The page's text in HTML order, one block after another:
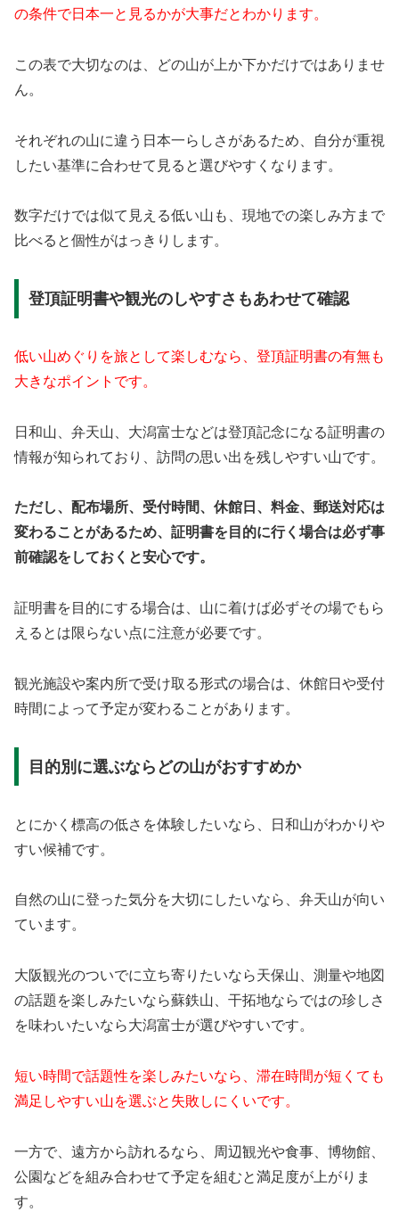
の条件で日本一と見るかが大事だとわかります。
この表で大切なのは、どの山が上か下かだけではありませ
ん。
それぞれの山に違う日本一らしさがあるため、自分が重視
したい基準に合わせて見ると選びやすくなります。
数字だけでは似て見える低い山も、現地での楽しみ方まで
比べると個性がはっきりします。
登頂証明書や観光のしやすさもあわせて確認
低い山めぐりを旅として楽しむなら、登頂証明書の有無も
大きなポイントです。
日和山、弁天山、大潟富士などは登頂記念になる証明書の
情報が知られており、訪問の思い出を残しやすい山です。
ただし、配布場所、受付時間、休館日、料金、郵送対応は
変わることがあるため、証明書を目的に行く場合は必ず事
前確認をしておくと安心です。
証明書を目的にする場合は、山に着けば必ずその場でもら
えるとは限らない点に注意が必要です。
観光施設や案内所で受け取る形式の場合は、休館日や受付
時間によって予定が変わることがあります。
目的別に選ぶならどの山がおすすめか
とにかく標高の低さを体験したいなら、日和山がわかりや
すい候補です。
自然の山に登った気分を大切にしたいなら、弁天山が向い
ています。
大阪観光のついでに立ち寄りたいなら天保山、測量や地図
の話題を楽しみたいなら蘇鉄山、干拓地ならではの珍しさ
を味わいたいなら大潟富士が選びやすいです。
短い時間で話題性を楽しみたいなら、滞在時間が短くても
満足しやすい山を選ぶと失敗しにくいです。
一方で、遠方から訪れるなら、周辺観光や食事、博物館、
公園などを組み合わせて予定を組むと満足度が上がりま
す。